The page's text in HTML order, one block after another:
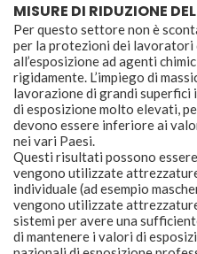
MISURE DI RIDUZIONE
Per questo settore non è
per la protezioni dei lavoratori
all’esposizione ad agenti
rigidamente. L’impiego di
lavorazione di grandi superfici
di esposizione molto elevati,
devono essere inferiore ai
nei vari Paesi.
Questi risultati possono
vengono utilizzate
individuale (ad esempio
vengono utilizzate
sistemi per avere una
di mantenere i valori di